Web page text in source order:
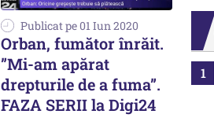
Publicat pe 01 Iun 2020
Orban, fumător înrăit.
”Mi-am apărat
drepturile de a fuma”.
FAZA SERII la Digi24